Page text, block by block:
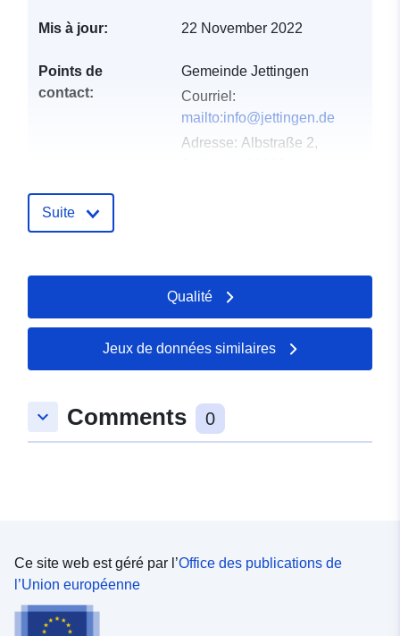
Mis à jour: 22 November 2022
Points de
contact:
Gemeinde Jettingen
Courriel:
mailto:info@jettingen.de
Adresse: Albstraße 2,
catalogue:
February 2026
Mise à jour sur data.europa.eu:
19 April 2026
spatial: Coordonnées: [ [ 8.7762262,
48.5670586 ], [ 8.7803593,
48.5651212 ], [ 8.7762262,
spatiale:
uriRef:
Suite
Qualité
Jeux de données similaires
keyboard_arrow_down Comments 0
Ce site web est géré par l’Office des publications de
l’Union européenne